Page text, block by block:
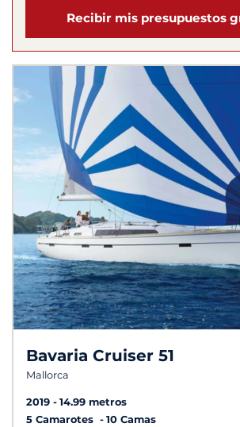
Recibir mis presupuestos
Bavaria Cruiser 51
Mallorca
2019
14.99 metros
5 Camarotes
10 Camas